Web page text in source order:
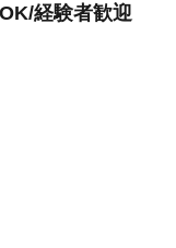
経験者歓迎